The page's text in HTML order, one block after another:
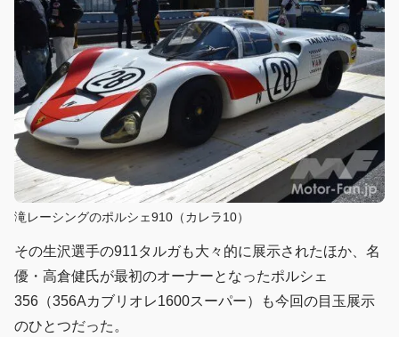
滝レーシングのポルシェ910（カレラ10）
その生沢選手の911タルガも大々的に展示されたほか、名
優・高倉健氏が最初のオーナーとなったポルシェ
356（356Aカブリオレ1600スーパー）も今回の目玉展示
のひとつだった。